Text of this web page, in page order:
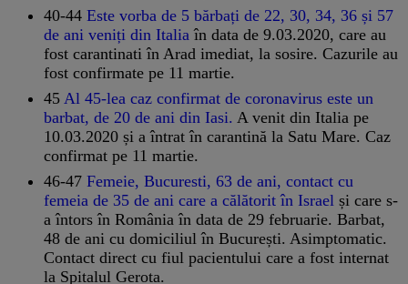
40-44 Este vorba de 5 bărbați de 22, 30, 34, 36 și 57
de ani veniți din Italia în data de 9.03.2020, care au
fost carantinati în Arad imediat, la sosire. Cazurile au
fost confirmate pe 11 martie.
45 Al 45-lea caz confirmat de coronavirus este un
barbat, de 20 de ani din Iasi. A venit din Italia pe
10.03.2020 și a întrat în carantină la Satu Mare. Caz
confirmat pe 11 martie.
46-47 Femeie, Bucuresti, 63 de ani, contact cu
femeia de 35 de ani care a călătorit în Israel și care s-
a întors în România în data de 29 februarie. Barbat,
48 de ani cu domiciliul în București. Asimptomatic.
Contact direct cu fiul pacientului care a fost internat
la Spitalul Gerota.